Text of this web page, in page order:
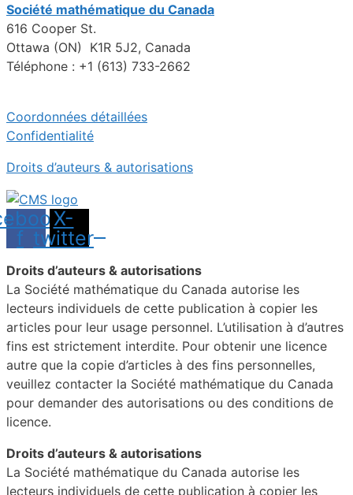
Société mathématique du Canada
616 Cooper St.
Ottawa (ON) K1R 5J2, Canada
Téléphone : +1 (613) 733-2662
Coordonnées détaillées
Confidentialité
Droits d’auteurs & autorisations
f
X-
twitter
Droits d’auteurs & autorisations
La Société mathématique du Canada autorise les
lecteurs individuels de cette publication à copier les
articles pour leur usage personnel. L’utilisation à d’autres
fins est strictement interdite. Pour obtenir une licence
autre que la copie d’articles à des fins personnelles,
veuillez contacter la Société mathématique du Canada
pour demander des autorisations ou des conditions de
licence.
Droits d’auteurs & autorisations
La Société mathématique du Canada autorise les
lecteurs individuels de cette publication à copier les